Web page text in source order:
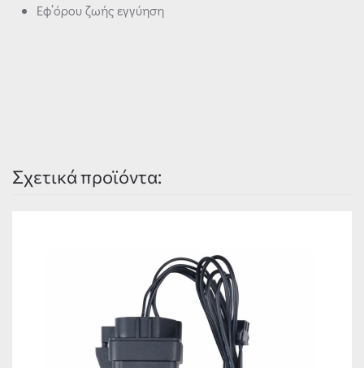
Εφ’όρου ζωής εγγύηση
Σχετικά προϊόντα: